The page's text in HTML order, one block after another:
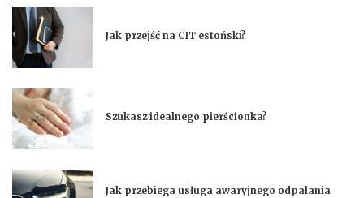
Jak przejść na CIT estoński?
Szukasz idealnego pierścionka?
Jak przebiega usługa awaryjnego odpalania